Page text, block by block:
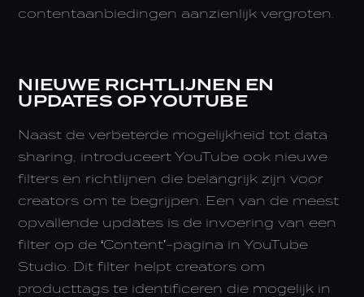
contentaanbiedingen aanzienlijk vergroten.
NIEUWE RICHTLIJNEN EN
UPDATES OP YOUTUBE
Naast de verbeterde mogelijkheid tot data
sharing, introduceert YouTube ook nieuwe
filters en richtlijnen die belangrijk zijn voor
creators om te begrijpen. Een van de meest
opvallende updates is de invoering van een
filter op de ‘Content’-pagina in YouTube
Studio. Dit filter helpt creators om
producttags te identificeren die mogelijk in